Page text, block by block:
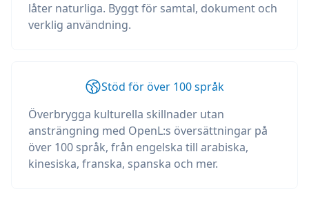
låter naturliga. Byggt för samtal, dokument och
verklig användning.
Stöd för över 100 språk
Överbrygga kulturella skillnader utan
ansträngning med OpenL:s översättningar på
över 100 språk, från engelska till arabiska,
kinesiska, franska, spanska och mer.